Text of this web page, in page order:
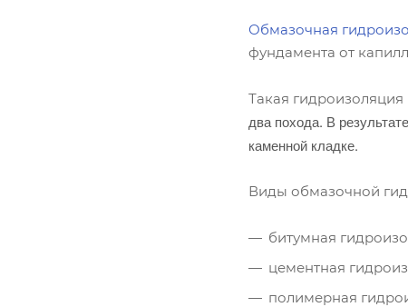
Обмазочная
фундамента от
Такая гидроизоляция
два похода. В
каменной кладке.
Виды обмазочной
битумная
цементная
полимерная